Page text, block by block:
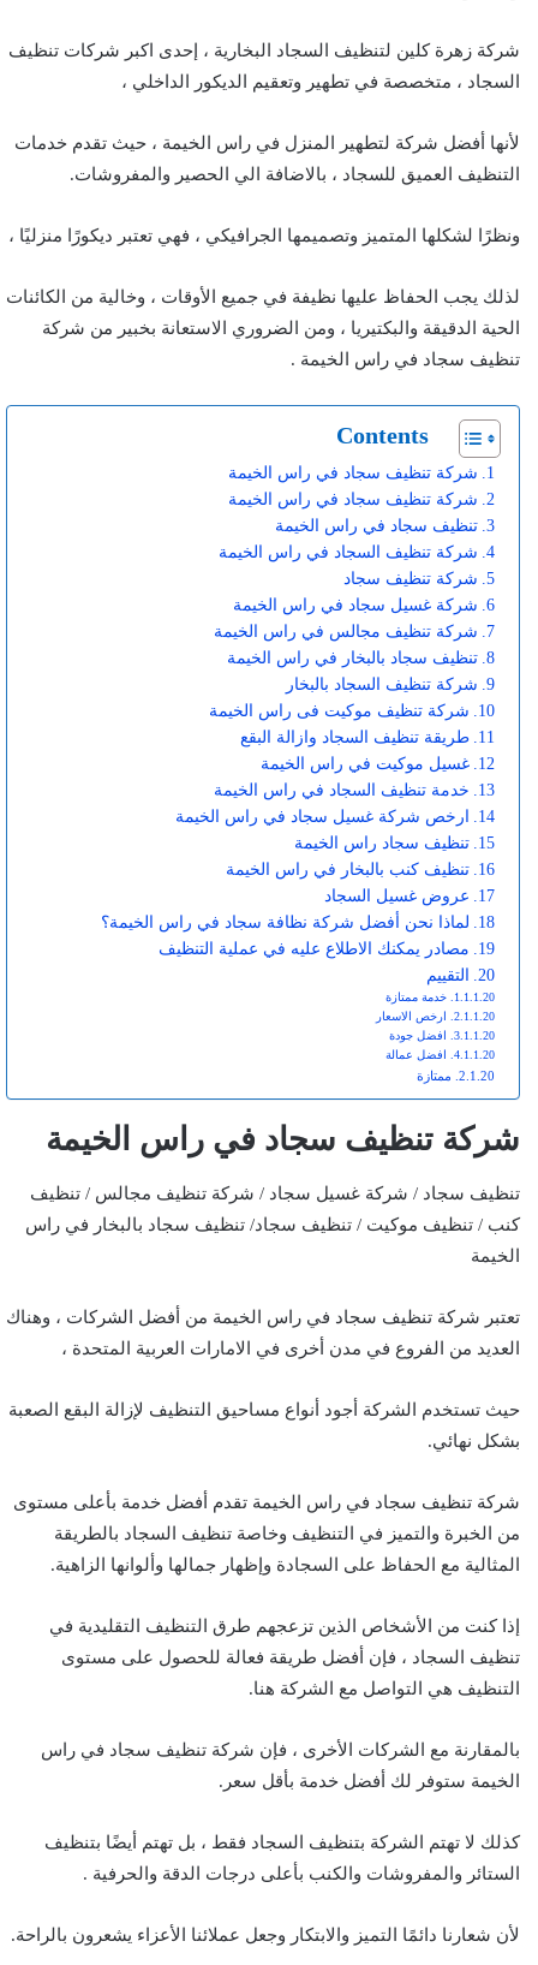
شركة زهرة كلين لتنظيف السجاد البخارية ، إحدى اكبر شركات تنظيف
السجاد ، متخصصة في تطهير وتعقيم الديكور الداخلي ،
لأنها أفضل شركة لتطهير المنزل في راس الخيمة ، حيث تقدم خدمات
التنظيف العميق للسجاد ، بالاضافة الي الحصير والمفروشات.
ونظرًا لشكلها المتميز وتصميمها الجرافيكي ، فهي تعتبر ديكورًا منزليًا ،
لذلك يجب الحفاظ عليها نظيفة في جميع الأوقات ، وخالية من الكائنات
الحية الدقيقة والبكتيريا ، ومن الضروري الاستعانة بخبير من شركة
تنظيف سجاد في راس الخيمة .
Contents
شركة تنظيف سجاد في راس الخيمة
شركة تنظيف سجاد في راس الخيمة
تنظيف سجاد في راس الخيمة
شركة تنظيف السجاد في راس الخيمة
شركة تنظيف سجاد
شركة غسيل سجاد في راس الخيمة
شركة تنظيف مجالس في راس الخيمة
تنظيف سجاد بالبخار في راس الخيمة
شركة تنظيف السجاد بالبخار
شركة تنظيف موكيت فى راس الخيمة
طريقة تنظيف السجاد وازالة البقع
غسيل موكيت في راس الخيمة
خدمة تنظيف السجاد في راس الخيمة
ارخص شركة غسيل سجاد في راس الخيمة
تنظيف سجاد راس الخيمة
تنظيف كنب بالبخار في راس الخيمة
عروض غسيل السجاد
لماذا نحن أفضل شركة نظافة سجاد في راس الخيمة؟
مصادر يمكنك الاطلاع عليه في عملية التنظيف
التقييم
خدمة ممتازة
ارخص الاسعار
افضل جودة
افضل عمالة
ممتازة
شركة تنظيف سجاد في راس الخيمة
تنظيف سجاد / شركة غسيل سجاد / شركة تنظيف مجالس / تنظيف
كنب / تنظيف موكيت / تنظيف سجاد/ تنظيف سجاد بالبخار في راس
الخيمة
تعتبر شركة تنظيف سجاد في راس الخيمة من أفضل الشركات ، وهناك
العديد من الفروع في مدن أخرى في الامارات العربية المتحدة ،
حيث تستخدم الشركة أجود أنواع مساحيق التنظيف لإزالة البقع الصعبة
بشكل نهائي.
شركة تنظيف سجاد في راس الخيمة تقدم أفضل خدمة بأعلى مستوى
من الخبرة والتميز في التنظيف وخاصة تنظيف السجاد بالطريقة
المثالية مع الحفاظ على السجادة وإظهار جمالها وألوانها الزاهية.
إذا كنت من الأشخاص الذين تزعجهم طرق التنظيف التقليدية في
تنظيف السجاد ، فإن أفضل طريقة فعالة للحصول على مستوى
التنظيف هي التواصل مع الشركة هنا.
بالمقارنة مع الشركات الأخرى ، فإن شركة تنظيف سجاد في راس
الخيمة ستوفر لك أفضل خدمة بأقل سعر.
كذلك لا تهتم الشركة بتنظيف السجاد فقط ، بل تهتم أيضًا بتنظيف
الستائر والمفروشات والكنب بأعلى درجات الدقة والحرفية .
لأن شعارنا دائمًا التميز والابتكار وجعل عملائنا الأعزاء يشعرون بالراحة.